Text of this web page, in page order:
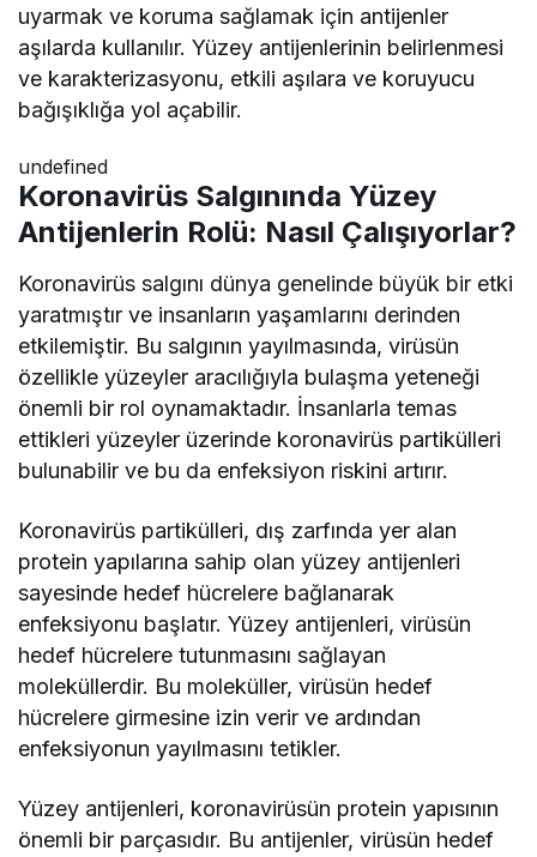
uyarmak ve koruma sağlamak için antijenler
aşılarda kullanılır. Yüzey antijenlerinin belirlenmesi
ve karakterizasyonu, etkili aşılara ve koruyucu
bağışıklığa yol açabilir.
undefined
Koronavirüs Salgınında Yüzey
Antijenlerin Rolü: Nasıl Çalışıyorlar?
Koronavirüs salgını dünya genelinde büyük bir etki
yaratmıştır ve insanların yaşamlarını derinden
etkilemiştir. Bu salgının yayılmasında, virüsün
özellikle yüzeyler aracılığıyla bulaşma yeteneği
önemli bir rol oynamaktadır. İnsanlarla temas
ettikleri yüzeyler üzerinde koronavirüs partikülleri
bulunabilir ve bu da enfeksiyon riskini artırır.
Koronavirüs partikülleri, dış zarfında yer alan
protein yapılarına sahip olan yüzey antijenleri
sayesinde hedef hücrelere bağlanarak
enfeksiyonu başlatır. Yüzey antijenleri, virüsün
hedef hücrelere tutunmasını sağlayan
moleküllerdir. Bu moleküller, virüsün hedef
hücrelere girmesine izin verir ve ardından
enfeksiyonun yayılmasını tetikler.
Yüzey antijenleri, koronavirüsün protein yapısının
önemli bir parçasıdır. Bu antijenler, virüsün hedef